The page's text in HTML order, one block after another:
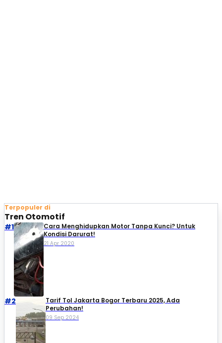
Terpopuler di
Tren Otomotif
#1
Cara Menghidupkan Motor Tanpa Kunci? Untuk
Kondisi Darurat!
21 Apr 2020
#2
Tarif Tol Jakarta Bogor Terbaru 2025, Ada
Perubahan!
09 Sep 2024